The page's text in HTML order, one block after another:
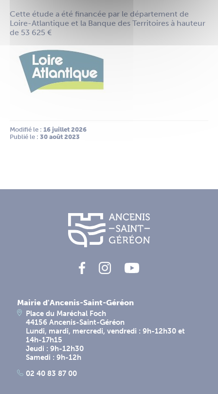
Cette étude a été financée par le département de
Loire-Atlantique et la Banque des Territoires à hauteur
de 53 625 €
Modifié le : 16 juillet 2026
Publié le : 30 août 2023
Mairie d'Ancenis-Saint-Géréon
Place du Maréchal Foch
44156 Ancenis-Saint-Géréon
Lundi, mardi, mercredi, vendredi : 9h-12h30 et
14h-17h15
Jeudi : 9h-12h30
Samedi : 9h-12h
02 40 83 87 00